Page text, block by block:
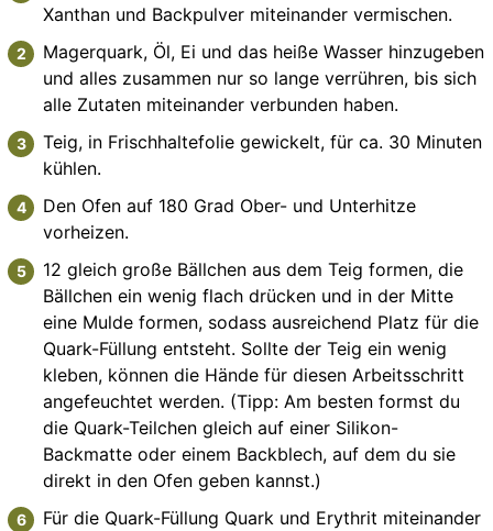
Xanthan und Backpulver miteinander vermischen.
Magerquark, Öl, Ei und das heiße Wasser hinzugeben
und alles zusammen nur so lange verrühren, bis sich
alle Zutaten miteinander verbunden haben.
Teig, in Frischhaltefolie gewickelt, für ca. 30 Minuten
kühlen.
Den Ofen auf 180 Grad Ober- und Unterhitze
vorheizen.
12 gleich große Bällchen aus dem Teig formen, die
Bällchen ein wenig flach drücken und in der Mitte
eine Mulde formen, sodass ausreichend Platz für die
Quark-Füllung entsteht. Sollte der Teig ein wenig
kleben, können die Hände für diesen Arbeitsschritt
angefeuchtet werden. (Tipp: Am besten formst du
die Quark-Teilchen gleich auf einer Silikon-
Backmatte oder einem Backblech, auf dem du sie
direkt in den Ofen geben kannst.)
Für die Quark-Füllung Quark und Erythrit miteinander